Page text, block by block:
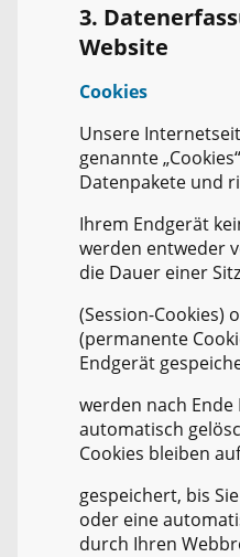
3.
Website
Cookies
Unsere
genannte
Datenpakete und
Ihrem Endgerät
werden entweder
die Dauer einer
(Session-Cookies)
(permanente
Endgerät
werden nach Ende
automatisch
Cookies bleiben
gespeichert, bis
oder eine
durch Ihren